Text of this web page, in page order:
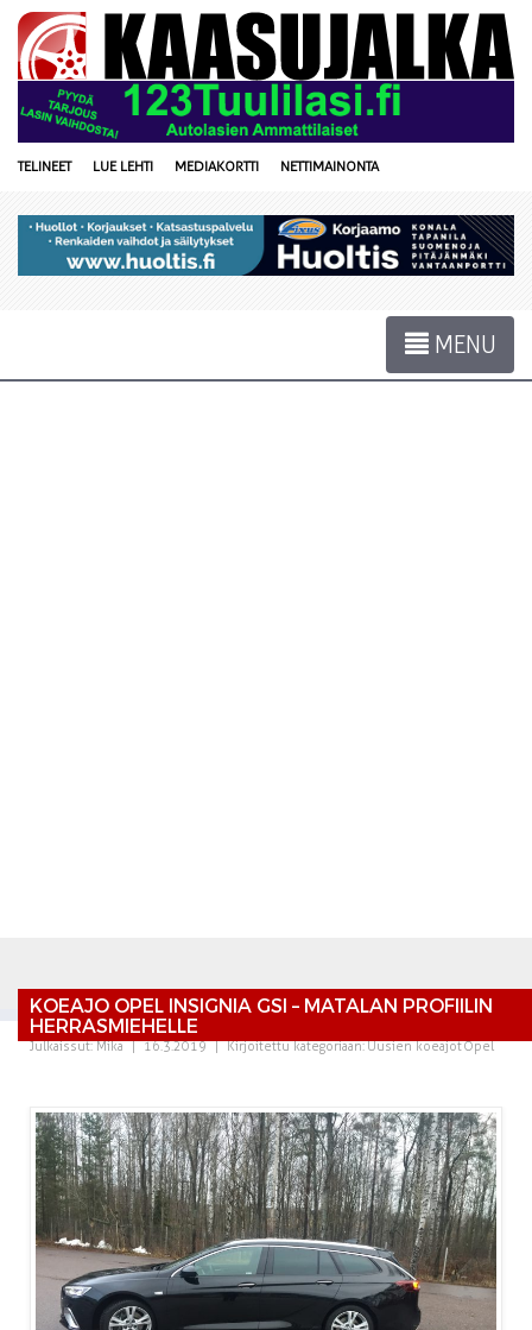
TELINEET LUE LEHTI MEDIAKORTTI NETTIMAINONTA
MENU
KOEAJO OPEL INSIGNIA GSI – MATALAN PROFIILIN
HERRASMIEHELLE
Julkaissut:Mika | 16.3.2019 | Kirjoitettu kategoriaan:Uusien koeajotOpel